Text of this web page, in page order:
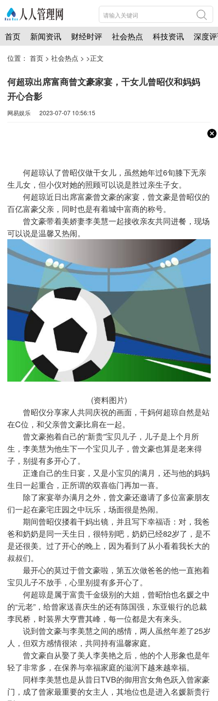
首页 新闻资讯 财经时评 社会热点 科技资讯 深度
位置： 首页 > 社会热点 > >正文
何超琼出席富商曾文豪家宴，干女儿曾昭仪和妈妈
开心合影
网易娱乐 2023-07-07 10:56:15
何超琼认了曾昭仪做干女儿，虽然她年过6旬膝下无亲
生儿女，但小仪对她的照顾可以说是胜过亲生子女。
何超琼近日出席富豪曾文豪的家宴，曾文豪是曾昭仪的
百亿富豪父亲，同时也是有着城中富商的称号。
曾文豪带着美娇妻李美慧一起接收亲友共同进餐，现场
可以说是温馨又热闹。
(资料图片)
曾昭仪分享家人共同庆祝的画面，干妈何超琼自然是站
在C位，和父亲曾文豪比肩在一起。
曾文豪抱着自己的“新贵”宝贝儿子，儿子是上个月所
生，李美慧为他生下一个宝贝儿子，曾文豪也算是老来得
子，别提有多开心了。
正逢自己的生日宴，又是小宝贝的满月，还与他的妈妈
生日一起重合，正所谓的双喜临门再加一喜。
除了家宴举办满月之外，曾文豪还邀请了多位富豪朋友
们一起在豪宅庄园之中玩乐，场面很是热闹。
期间曾昭仪搂着干妈出镜，并且写下幸福语：对，我爸
爸和奶奶是同一天生日，很特别吧，奶奶已经82岁了，是不
是还很美。过了开心的晚上，因为看到了从小看着我长大的
叔叔们。
最开心的莫过于曾文豪啦，第五次做爸爸的他一直抱着
宝贝儿子不放手，心里别提有多开心了。
何超琼是属于富贵千金级别的大姐，曾昭怡也名媛之中
的“元老”，给曾家送喜庆生的还有陈国强，东亚银行的总裁
李民桥，时装界大亨曹其峰，每一位都是大有来头。
说到曾文豪与李美慧之间的感情，两人虽然年差了25岁
人，但双方感情很浓，共同持有温馨家庭。
曾文豪自从娶了美人李美艳之后，他的个人形象也是年
轻了非常多，在保养与幸福家庭的滋润下越来越幸福。
同样李美慧也是从昔日TVB的御用宫女角色跃入曾家豪
门，成了曾家最重要的女主人，其地位也是进入名媛新贵行